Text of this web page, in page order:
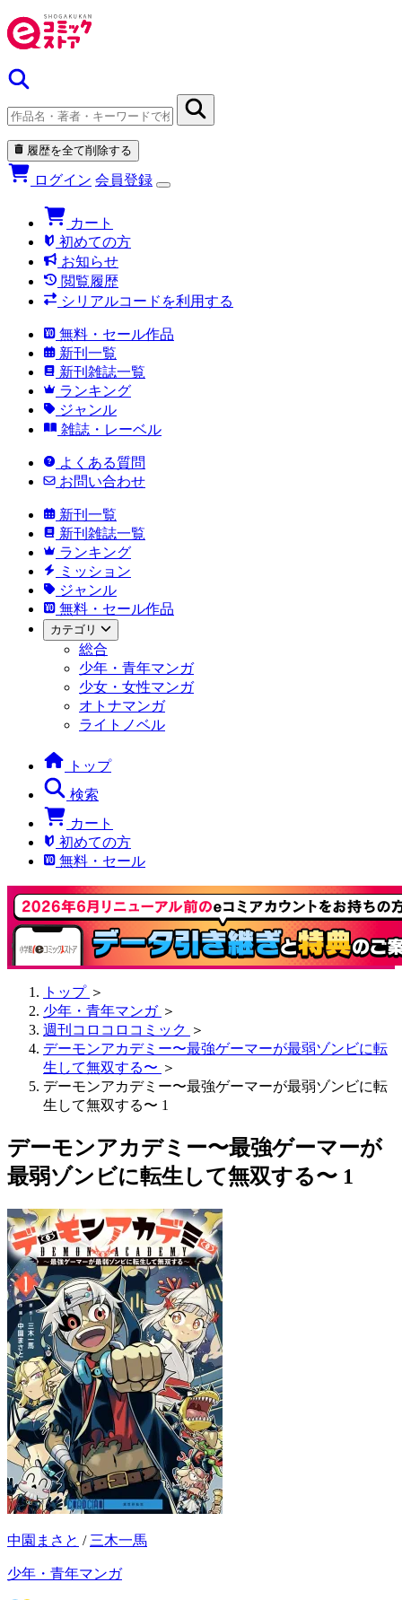
履歴を全て削除する
ログイン 会員登録
カート
初めての方
お知らせ
閲覧履歴
シリアルコードを利用する
無料・セール作品
新刊一覧
新刊雑誌一覧
ランキング
ジャンル
雑誌・レーベル
よくある質問
お問い合わせ
新刊一覧
新刊雑誌一覧
ランキング
ミッション
ジャンル
無料・セール作品
カテゴリ
総合
少年・青年マンガ
少女・女性マンガ
オトナマンガ
ライトノベル
トップ
検索
カート
初めての方
無料・セール
トップ ＞
少年・青年マンガ ＞
週刊コロコロコミック ＞
デーモンアカデミー〜最強ゲーマーが最弱ゾンビに転
生して無双する〜 ＞
デーモンアカデミー〜最強ゲーマーが最弱ゾンビに転
生して無双する〜 1
デーモンアカデミー〜最強ゲーマーが
最弱ゾンビに転生して無双する〜 1
中園まさと / 三木一馬
少年・青年マンガ